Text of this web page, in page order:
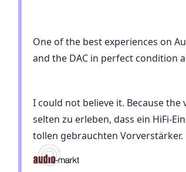
One of the best experiences on
and the DAC in perfect condition
I could not believe it. Because
selten zu erleben, dass ein HiFi-
tollen gebrauchten Vorverstärker.